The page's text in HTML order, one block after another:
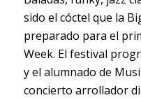
sido el cóctel que la
preparado para el
Week. El festival
y el alumnado de
concierto arrollador